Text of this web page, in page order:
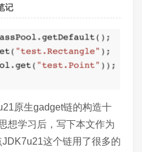
记
原生gadget链的构造十
想学习后，写下本文作为
这个链用了很多的